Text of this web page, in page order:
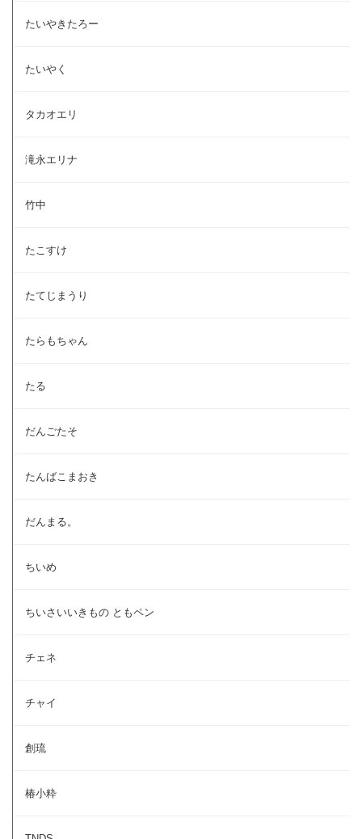
たいやきたろー
たいやく
タカオエリ
滝永エリナ
竹中
たこすけ
たてじまうり
たらもちゃん
たる
だんごたそ
たんばこまおき
だんまる。
ちいめ
ちいさいいきもの ともペン
チェネ
チャイ
創琉
椿小粋